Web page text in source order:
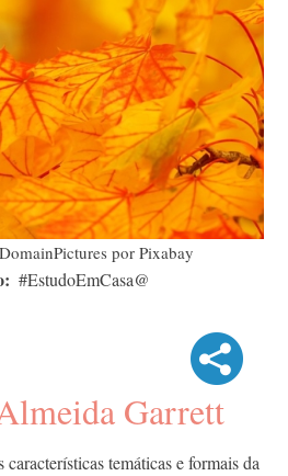
por Pixabay
#EstudoEmCasa@
Garrett
temáticas e formais da